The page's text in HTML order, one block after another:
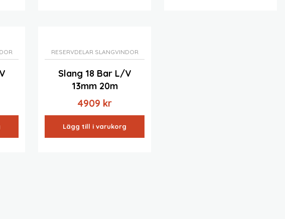
RESERVDELAR SLANGVINDOR
Slang 18 Bar L/v
13mm 20m
4909 kr
Lägg till i varukorg